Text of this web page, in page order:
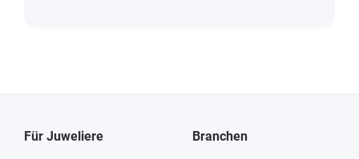
Für Juweliere Branchen